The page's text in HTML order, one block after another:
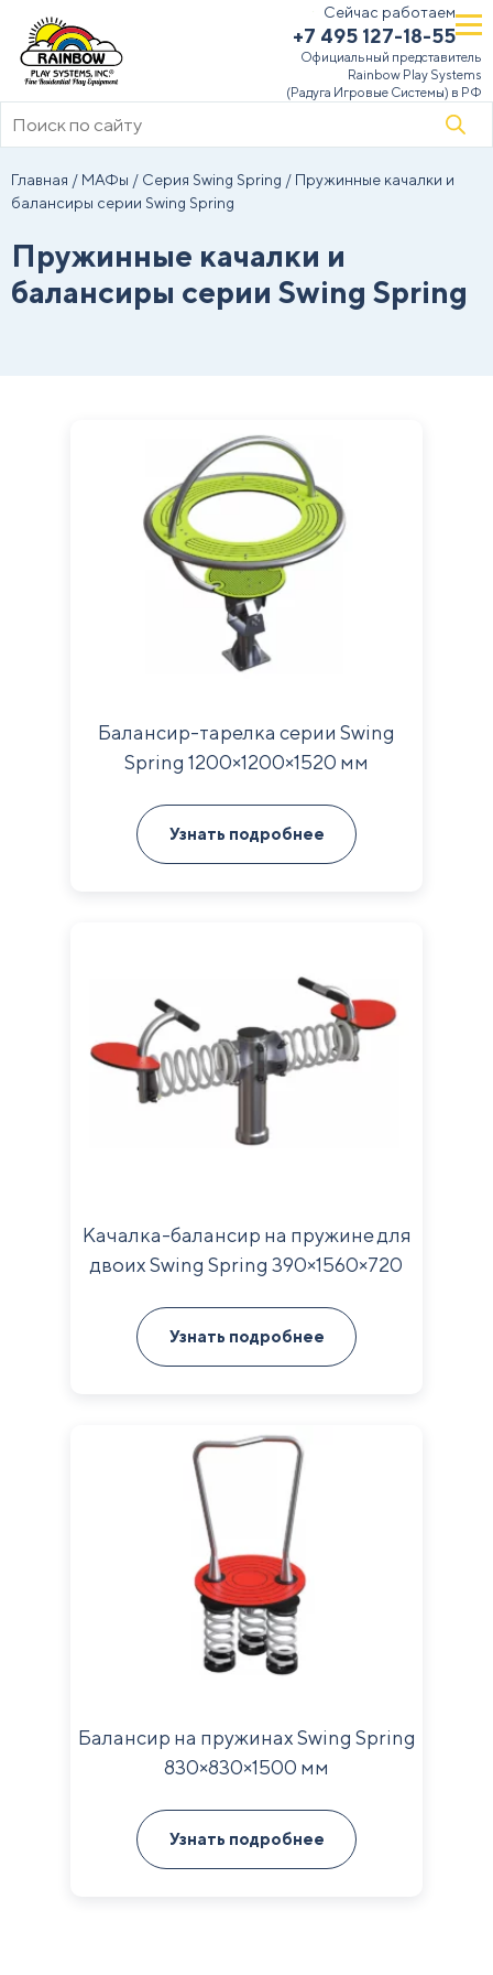
Сейчас работаем
+7 495 127-18-55
Официальный представитель
Rainbow Play Systems
(Радуга Игровые Системы) в РФ
Поиск
товаров
Главная / МАФы / Серия Swing Spring / Пружинные качалки и
балансиры серии Swing Spring
Пружинные качалки и
балансиры серии Swing Spring
Балансир-тарелка серии Swing
Spring 1200×1200×1520 мм
Узнать подробнее
Качалка-балансир на пружине для
двоих Swing Spring 390×1560×720
Узнать подробнее
Балансир на пружинах Swing Spring
830×830×1500 мм
Узнать подробнее